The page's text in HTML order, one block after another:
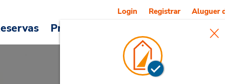
Promoções Veículos e serviços
Login Registrar Aluguer